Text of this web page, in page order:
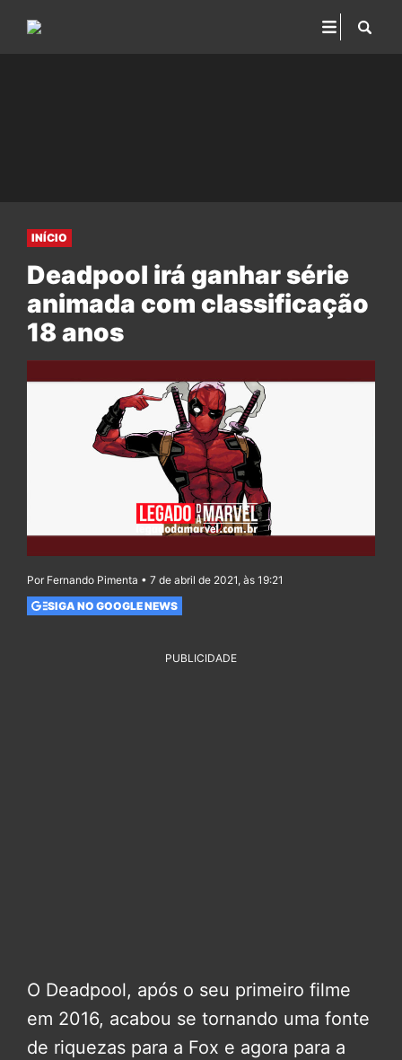
INÍCIO
Deadpool irá ganhar série
animada com classificação
18 anos
Por Fernando Pimenta • 7 de abril de 2021, às 19:21
SIGA NO GOOGLE NEWS
PUBLICIDADE
O Deadpool, após o seu primeiro filme
em 2016, acabou se tornando uma fonte
de riquezas para a Fox e agora para a